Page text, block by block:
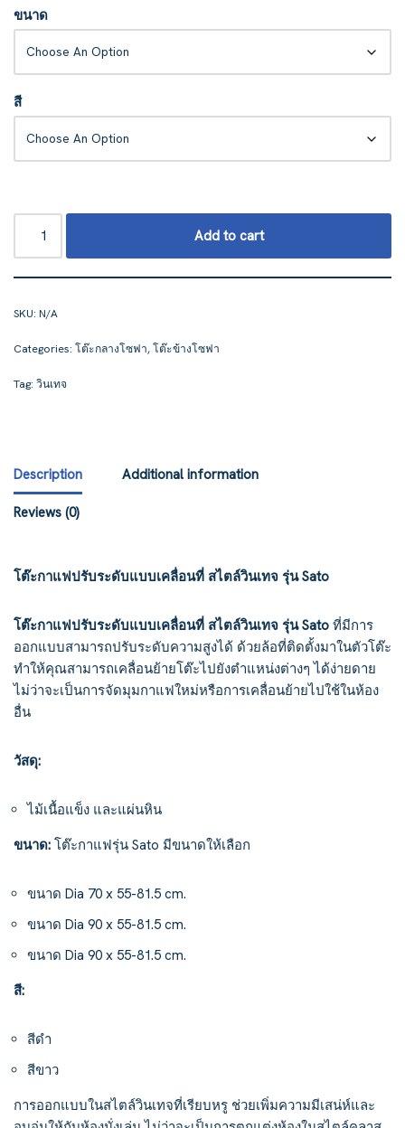
ขนาด
สี
Add to cart
SKU: N/A
Categories: โต๊ะกลางโซฟา,โต๊ะข้างโซฟา
Tag: วินเทจ
Description Additional information
Reviews (0)
โต๊ะกาแฟปรับระดับแบบเคลื่อนที่ สไตล์วินเทจ รุ่น Sato
โต๊ะกาแฟปรับระดับแบบเคลื่อนที่ สไตล์วินเทจ รุ่น Sato ที่มีการ
ออกแบบสามารถปรับระดับความสูงได้ ด้วยล้อที่ติดตั้งมาในตัวโต๊ะ
ทำให้คุณสามารถเคลื่อนย้ายโต๊ะไปยังตำแหน่งต่างๆ ได้ง่ายดาย
ไม่ว่าจะเป็นการจัดมุมกาแฟใหม่หรือการเคลื่อนย้ายไปใช้ในห้อง
อื่น
วัสดุ:
ไม้เนื้อแข็ง และแผ่นหิน
ขนาด: โต๊ะกาแฟรุ่น Sato มีขนาดให้เลือก
ขนาด Dia 70 x 55-81.5 cm.
ขนาด Dia 90 x 55-81.5 cm.
ขนาด Dia 90 x 55-81.5 cm.
สี:
สีดำ
สีขาว
การออกแบบในสไตล์วินเทจที่เรียบหรู ช่วยเพิ่มความมีเสน่ห์และ